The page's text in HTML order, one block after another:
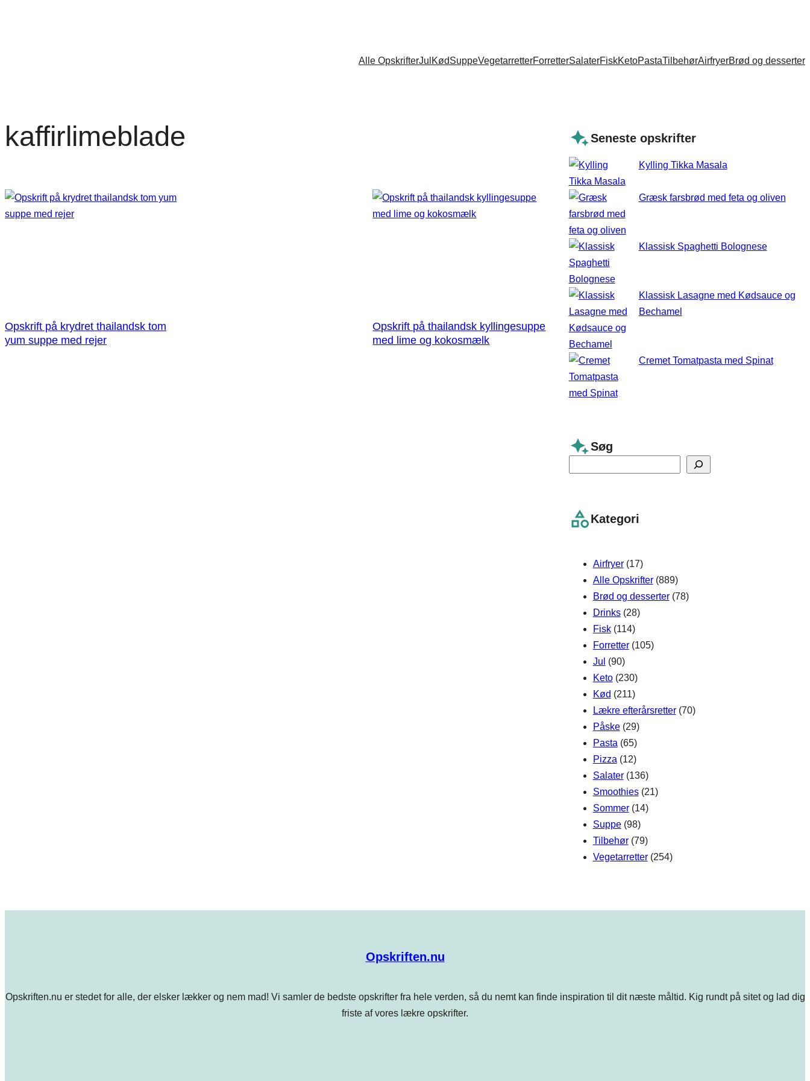
Alle OpskrifterJul KødSuppeVegetarretterForretterSalaterFiskKetoPastaTilbehørAirfryerBrød og desserter
kaffirlimeblade
Opskrift på krydret thailandsk tom
yum suppe med rejer
Opskrift på thailandsk kyllingesuppe
med lime og kokosmælk
Seneste opskrifter
Kylling Tikka Masala
Græsk farsbrød med feta og oliven
Klassisk Spaghetti Bolognese
Klassisk Lasagne med Kødsauce og
Bechamel
Cremet Tomatpasta med Spinat
Søg
c
Kategori
Airfryer(17)
Alle Opskrifter(889)
Brød og desserter(78)
Drinks(28)
Fisk(114)
Forretter(105)
Jul (90)
Keto(230)
Kød (211)
Lækre efterårsretter(70)
Påske(29)
Pasta (65)
Pizza (12)
Salater(136)
Smoothies(21)
Sommer(14)
Suppe(98)
Tilbehør(79)
Vegetarretter(254)
Opskriften.nu
Opskriften.nu er stedet for alle, der elsker lækker og nem mad! Vi samler de bedste opskrifter fra hele verden, så du nemt kan finde inspiration til dit næste måltid. Kig rundt på sitet og lad dig
friste af vores lækre opskrifter.